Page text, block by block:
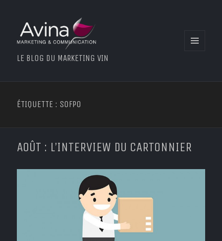
LE BLOG DU MARKETING VIN
ÉTIQUETTE : SOFPO
AOÛT : L’INTERVIEW DU CARTONNIER